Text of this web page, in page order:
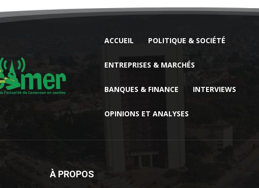
ACCUEIL POLITIQUE & SOCIÉTÉ
ENTREPRISES & MARCHÉS
BANQUES & FINANCE INTERVIEWS
OPINIONS ET ANALYSES
À PROPOS